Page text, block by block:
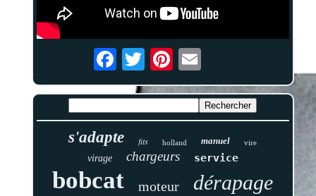
s'adapte fits holland manuel vire
virage chargeurs service
bobcat moteur dérapage